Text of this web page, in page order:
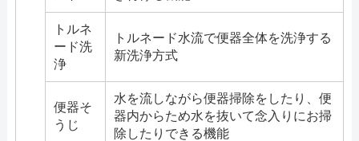
トルネ
ード洗
浄
トルネード水流で便器全体を洗浄する
新洗浄方式
便器そ
うじ
水を流しながら便器掃除をしたり、便
器内からため水を抜いて念入りにお掃
除したりできる機能